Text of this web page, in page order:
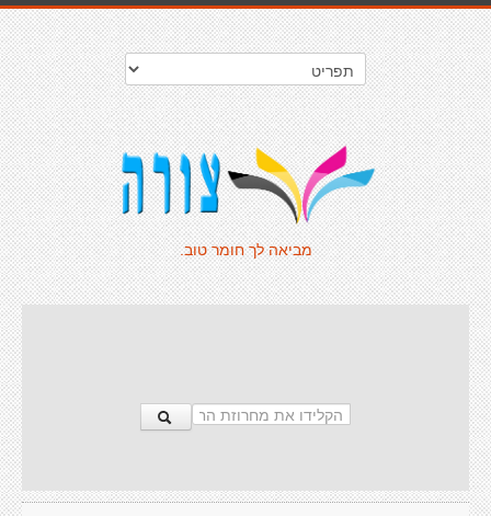
מביאה לך חומר טוב.